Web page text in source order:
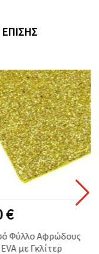
€
Φύλλο Αφρώδους
EVA με Γκλίτερ